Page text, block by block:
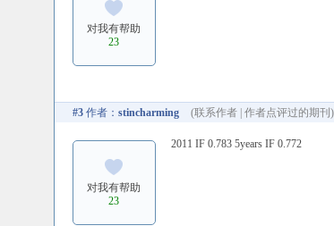
对我有帮助
23
#3作者： stincharming (联系作者| 作者点评过的期刊
对我有帮助
23
2011 IF 0.783 5years IF 0.772